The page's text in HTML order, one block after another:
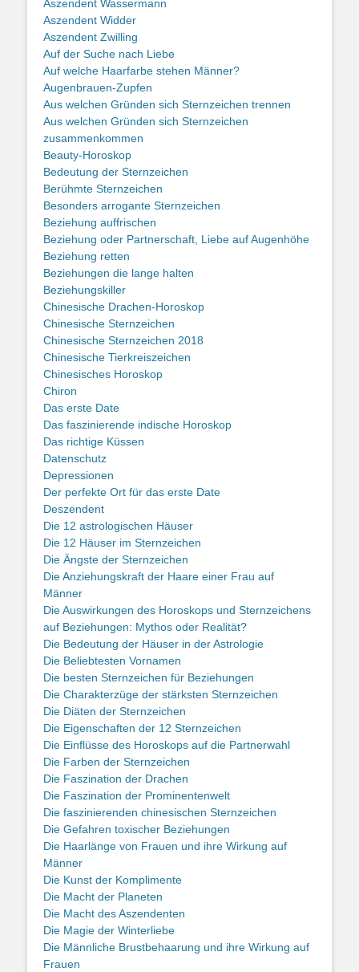
Aszendent Wassermann
Aszendent Widder
Aszendent Zwilling
Auf der Suche nach Liebe
Auf welche Haarfarbe stehen Männer?
Augenbrauen-Zupfen
Aus welchen Gründen sich Sternzeichen trennen
Aus welchen Gründen sich Sternzeichen
zusammenkommen
Beauty-Horoskop
Bedeutung der Sternzeichen
Berühmte Sternzeichen
Besonders arrogante Sternzeichen
Beziehung auffrischen
Beziehung oder Partnerschaft, Liebe auf Augenhöhe
Beziehung retten
Beziehungen die lange halten
Beziehungskiller
Chinesische Drachen-Horoskop
Chinesische Sternzeichen
Chinesische Sternzeichen 2018
Chinesische Tierkreiszeichen
Chinesisches Horoskop
Chiron
Das erste Date
Das faszinierende indische Horoskop
Das richtige Küssen
Datenschutz
Depressionen
Der perfekte Ort für das erste Date
Deszendent
Die 12 astrologischen Häuser
Die 12 Häuser im Sternzeichen
Die Ängste der Sternzeichen
Die Anziehungskraft der Haare einer Frau auf
Männer
Die Auswirkungen des Horoskops und Sternzeichens
auf Beziehungen: Mythos oder Realität?
Die Bedeutung der Häuser in der Astrologie
Die Beliebtesten Vornamen
Die besten Sternzeichen für Beziehungen
Die Charakterzüge der stärksten Sternzeichen
Die Diäten der Sternzeichen
Die Eigenschaften der 12 Sternzeichen
Die Einflüsse des Horoskops auf die Partnerwahl
Die Farben der Sternzeichen
Die Faszination der Drachen
Die Faszination der Prominentenwelt
Die faszinierenden chinesischen Sternzeichen
Die Gefahren toxischer Beziehungen
Die Haarlänge von Frauen und ihre Wirkung auf
Männer
Die Kunst der Komplimente
Die Macht der Planeten
Die Macht des Aszendenten
Die Magie der Winterliebe
Die Männliche Brustbehaarung und ihre Wirkung auf
Frauen